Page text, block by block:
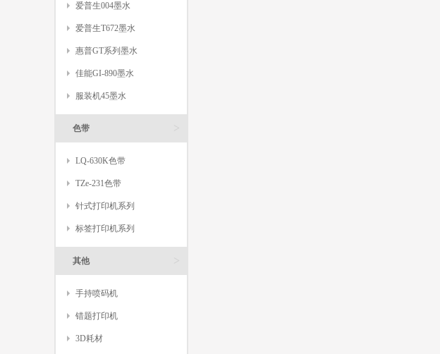
爱普生004墨水
爱普生T672墨水
惠普GT系列墨水
佳能GI-890墨水
服装机45墨水
色带
LQ-630K色带
TZe-231色带
针式打印机系列
标签打印机系列
其他
手持喷码机
错题打印机
3D耗材